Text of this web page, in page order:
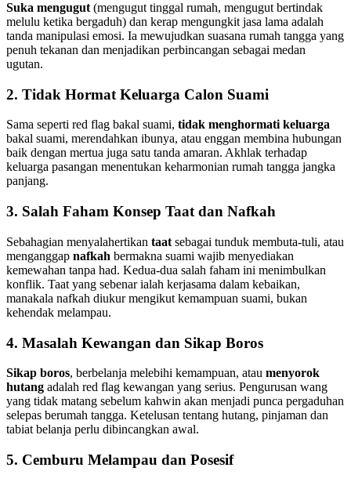
Suka mengugut (mengugut tinggal rumah, mengugut bertindak
melulu ketika bergaduh) dan kerap mengungkit jasa lama adalah
tanda manipulasi emosi. Ia mewujudkan suasana rumah tangga yang
penuh tekanan dan menjadikan perbincangan sebagai medan
ugutan.
2. Tidak Hormat Keluarga Calon Suami
Sama seperti red flag bakal suami, tidak menghormati keluarga
bakal suami, merendahkan ibunya, atau enggan membina hubungan
baik dengan mertua juga satu tanda amaran. Akhlak terhadap
keluarga pasangan menentukan keharmonian rumah tangga jangka
panjang.
3. Salah Faham Konsep Taat dan Nafkah
Sebahagian menyalahertikan taat sebagai tunduk membuta-tuli, atau
menganggap nafkah bermakna suami wajib menyediakan
kemewahan tanpa had. Kedua-dua salah faham ini menimbulkan
konflik. Taat yang sebenar ialah kerjasama dalam kebaikan,
manakala nafkah diukur mengikut kemampuan suami, bukan
kehendak melampau.
4. Masalah Kewangan dan Sikap Boros
Sikap boros, berbelanja melebihi kemampuan, atau menyorok
hutang adalah red flag kewangan yang serius. Pengurusan wang
yang tidak matang sebelum kahwin akan menjadi punca pergaduhan
selepas berumah tangga. Ketelusan tentang hutang, pinjaman dan
tabiat belanja perlu dibincangkan awal.
5. Cemburu Melampau dan Posesif